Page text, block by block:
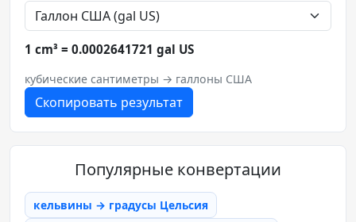
1 cm³ = 0.0002641721 gal US
кубические сантиметры → галлоны США
Скопировать результат
Популярные конвертации
кельвины → градусы Цельсия